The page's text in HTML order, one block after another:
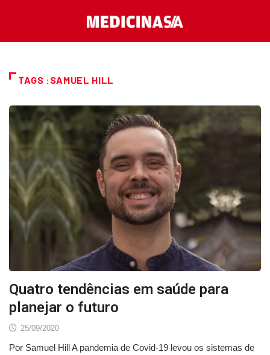
TAGS :SAMUEL HILL
Quatro tendências em saúde para
planejar o futuro
25/09/2020
Por Samuel Hill A pandemia de Covid-19 levou os sistemas de